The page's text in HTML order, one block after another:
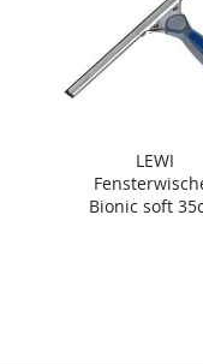
LEWI
Bionic soft